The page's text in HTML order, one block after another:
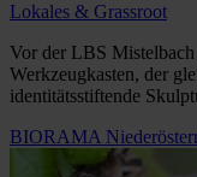
Lokales & Grassroot
Vor der LBS Mistelbach
Werkzeugkasten, der
identitätsstiftende
BIORAMA